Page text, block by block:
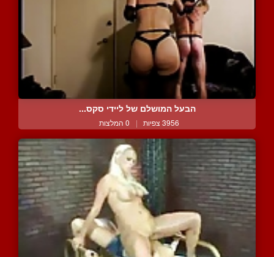
הבעל המושלם של ליידי סקס...
3956 צפיות | 0 המלצות